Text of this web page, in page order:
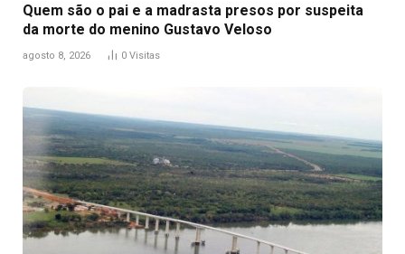
Quem são o pai e a madrasta presos por suspeita
da morte do menino Gustavo Veloso
agosto 8, 2026 0 Visitas